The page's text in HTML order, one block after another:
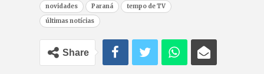
novidades
Paraná
tempo de TV
últimas notícias
Share